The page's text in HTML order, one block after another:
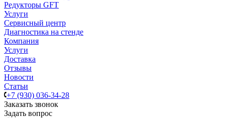
Редукторы GFT
Услуги
Сервисный центр
Диагностика на стенде
Компания
Услуги
Доставка
Отзывы
Новости
Статьи
+7 (930) 036-34-28
Заказать звонок
Задать вопрос